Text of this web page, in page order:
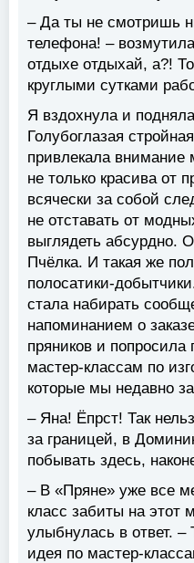
– Да ты не смотришь
телефона! –
отдыхе отдыхай, а?!
круглыми сутками
Я вздохнула и
Голубоглазая
привлекала внимание
не только красива от
всячески за собой
не отставать от
выглядеть абсурдно.
Пчёлка. И такая же
полосатики-
стала набирать
напоминанием о
пряников и попросила
мастер-классам по
которые мы недавно
– Яна! Ёпрст! Так
за границей, в
побывать здесь,
– В «Пряне» уже все
класс забиты на этот
улыбнулась в ответ.
идея по мастер-